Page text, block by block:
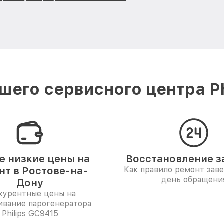
сервисного центра
низкие цены на
в Ростове-на-
Дону
цены на
парогенератора
Philips GC9415
Восстановление
Как правило ремонт
день